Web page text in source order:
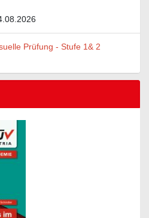
Prüfung - Stufe 1& 2